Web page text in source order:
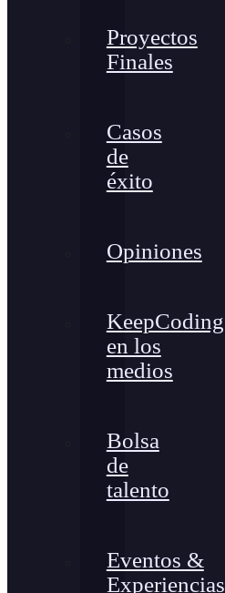
Proyectos
Finales
Casos
de
éxito
Opiniones
KeepCoding
en los
medios
Bolsa
de
talento
Eventos &
Experiencias